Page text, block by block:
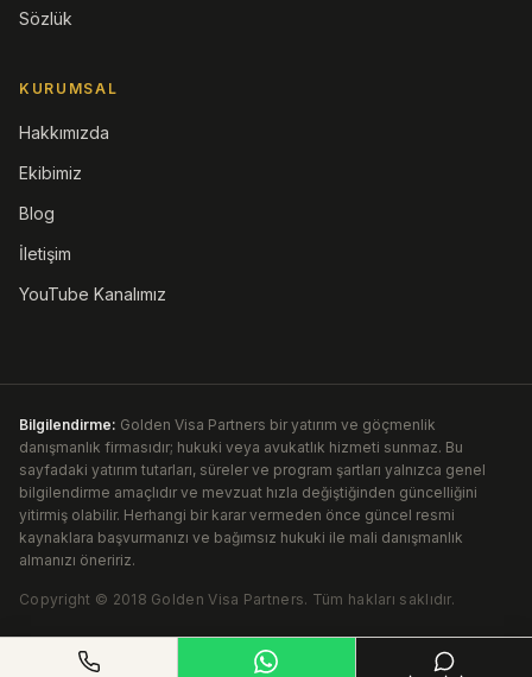
Sözlük
KURUMSAL
Hakkımızda
Ekibimiz
Blog
İletişim
YouTube Kanalımız
Bilgilendirme: Golden Visa Partners bir yatırım ve göçmenlik
danışmanlık firmasıdır; hukuki veya avukatlık hizmeti sunmaz. Bu
sayfadaki yatırım tutarları, süreler ve program şartları yalnızca genel
bilgilendirme amaçlıdır ve mevzuat hızla değiştiğinden güncelliğini
yitirmiş olabilir. Herhangi bir karar vermeden önce güncel resmi
kaynaklara başvurmanızı ve bağımsız hukuki ile mali danışmanlık
almanızı öneririz.
Copyright © 2018 Golden Visa Partners. Tüm hakları saklıdır.